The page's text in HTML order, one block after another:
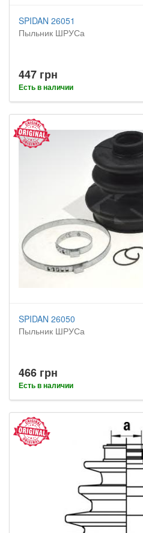
SPIDAN 26051
Пыльник ШРУСа
447 грн
Есть в наличии
SPIDAN 26050
Пыльник ШРУСа
466 грн
Есть в наличии